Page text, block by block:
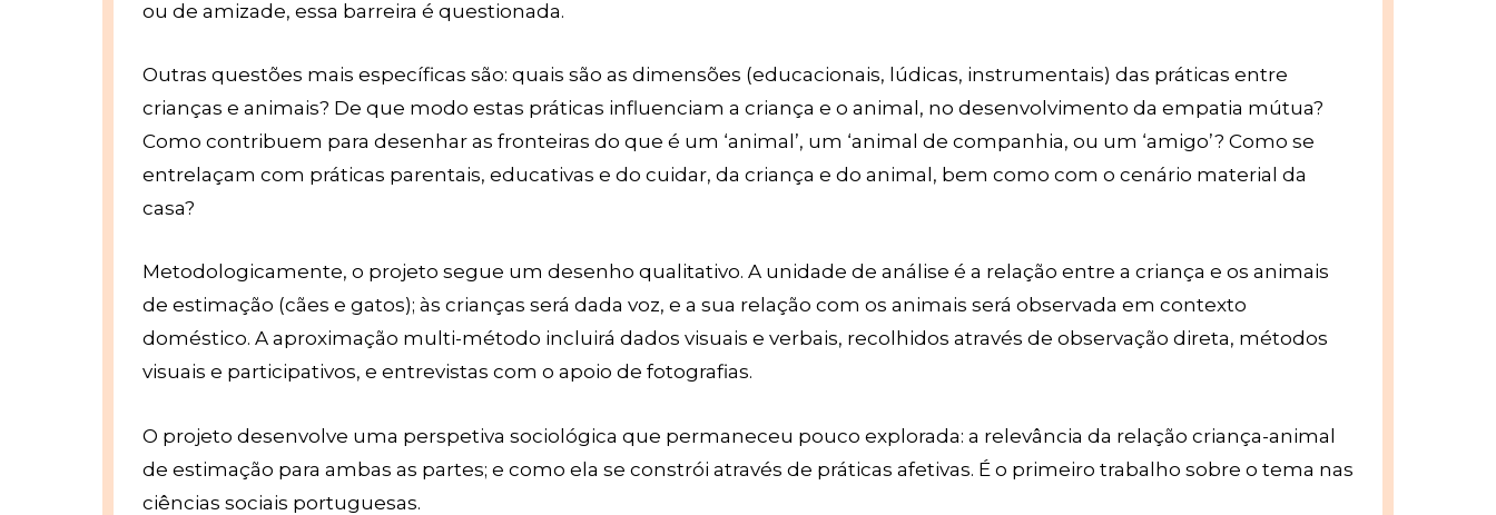
ou de amizade, essa barreira é questionada.
Outras questões mais específicas são: quais são as dimensões (educacionais, lúdicas, instrumentais) das práticas entre
crianças e animais? De que modo estas práticas influenciam a criança e o animal, no desenvolvimento da empatia mútua?
Como contribuem para desenhar as fronteiras do que é um ‘animal’, um ‘animal de companhia, ou um ‘amigo’? Como se
entrelaçam com práticas parentais, educativas e do cuidar, da criança e do animal, bem como com o cenário material da
casa?
Metodologicamente, o projeto segue um desenho qualitativo. A unidade de análise é a relação entre a criança e os animais
de estimação (cães e gatos); às crianças será dada voz, e a sua relação com os animais será observada em contexto
doméstico. A aproximação multi-método incluirá dados visuais e verbais, recolhidos através de observação direta, métodos
visuais e participativos, e entrevistas com o apoio de fotografias.
O projeto desenvolve uma perspetiva sociológica que permaneceu pouco explorada: a relevância da relação criança-animal
de estimação para ambas as partes; e como ela se constrói através de práticas afetivas. É o primeiro trabalho sobre o tema nas
ciências sociais portuguesas.